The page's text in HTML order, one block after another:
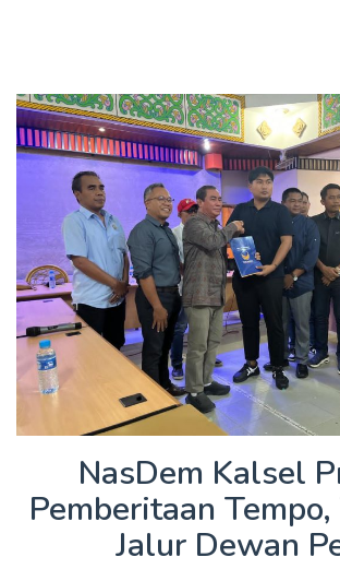
NasDem Kalsel
Pemberitaan
Jalur Dewan